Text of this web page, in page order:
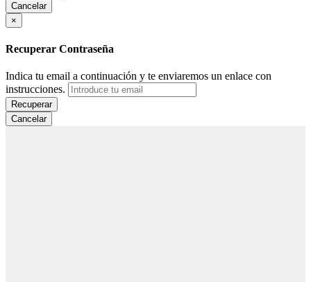
Cancelar
×
Recuperar Contraseña
Indica tu email a continuación y te enviaremos un enlace con
instrucciones.
Recuperar
Cancelar